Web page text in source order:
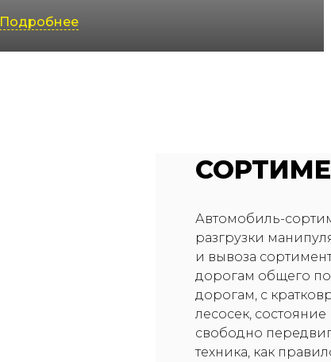
Подробнее
Автомобиль-
разгрузки
и вывоза
дорогам общего
дорогам, с
лесосек,
свободно
техника, как